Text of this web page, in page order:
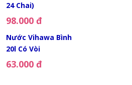
24 Chai)
98.000 đ
Nước Vihawa Bình
20l Có Vòi
63.000 đ